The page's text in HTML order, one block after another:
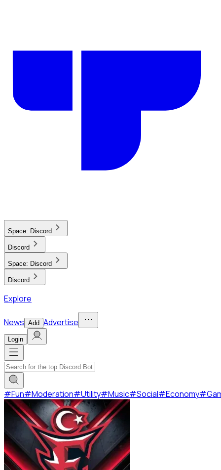
Space: Discord
Discord
Space: Discord
Discord
Explore
News Add Advertise
Login
#Fun#Moderation#Utility#Music#Social#Economy#